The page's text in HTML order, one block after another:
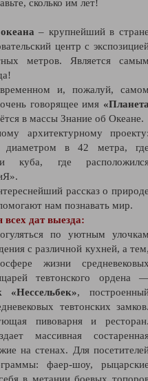
сколько им лет!
– крупнейший в
центр с
метров. Является
и, пожалуй,
говорящее имя
в массы Знание об Океане.
архитектурному
диаметром в 42 метра,
куба, где
рассказ о
нам познавать мир.
дат выезда:
по уютным
с различной кухней, а
жизни
тевтонского ордена
«Нессельбек»,
тевтонских
пивоварня и
массивная
на стенах. Для
фаер-шоу,
в метании боевых